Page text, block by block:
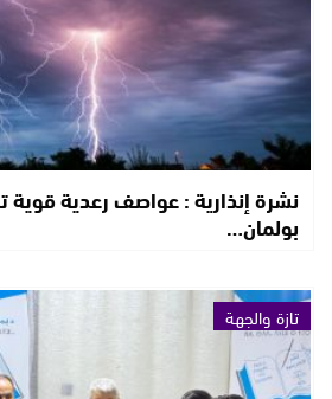
نشرة إنذارية : عواصف رعدية قوية
بولمان…
تازة والجهة